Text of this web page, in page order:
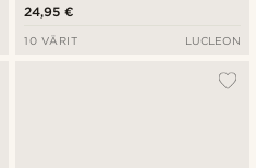
24,95 €
10 VÄRIT LUCLEON